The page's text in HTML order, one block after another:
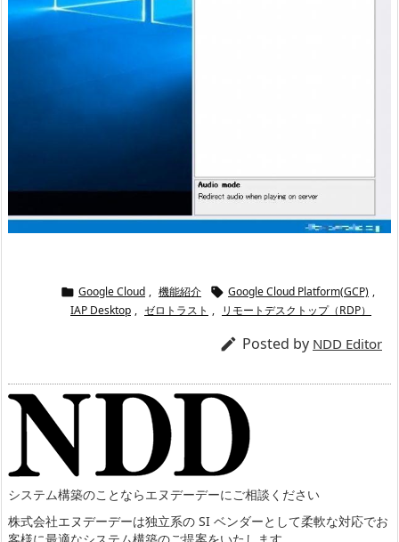
 Google Cloud , 機能紹介  Google Cloud Platform(GCP) ,
IAP Desktop , ゼロトラスト , リモートデスクトップ（RDP）
 Posted by NDD Editor
システム構築のことならエヌデーデーにご相談ください
株式会社エヌデーデーは独立系の SI ベンダーとして柔軟な対応でお